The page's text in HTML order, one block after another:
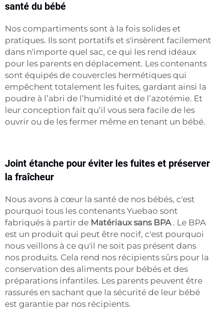
santé du bébé
Nos compartiments sont à la fois solides et
pratiques. Ils sont portatifs et s'insèrent facilement
dans n'importe quel sac, ce qui les rend idéaux
pour les parents en déplacement. Les contenants
sont équipés de couvercles hermétiques qui
empêchent totalement les fuites, gardant ainsi la
poudre à l’abri de l’humidité et de l’azotémie. Et
leur conception fait qu’il vous sera facile de les
ouvrir ou de les fermer même en tenant un bébé.
Joint étanche pour éviter les fuites et préserver
la fraîcheur
Nous avons à cœur la santé de nos bébés, c'est
pourquoi tous les contenants Yuebao sont
fabriqués à partir de Matériaux sans BPA . Le BPA
est un produit qui peut être nocif, c'est pourquoi
nous veillons à ce qu'il ne soit pas présent dans
nos produits. Cela rend nos récipients sûrs pour la
conservation des aliments pour bébés et des
préparations infantiles. Les parents peuvent être
rassurés en sachant que la sécurité de leur bébé
est garantie par nos récipients.